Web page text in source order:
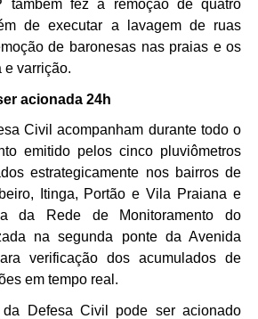
também fez a remoção de quatro
de executar a lavagem de ruas
de baronesas nas praias e os
e varrição.
acionada 24h
Civil acompanham durante todo o
emitido pelos cinco pluviômetros
estrategicamente nos bairros de
Itinga, Portão e Vila Praiana e
da Rede de Monitoramento do
na segunda ponte da Avenida
verificação dos acumulados de
em tempo real.
Defesa Civil pode ser acionado